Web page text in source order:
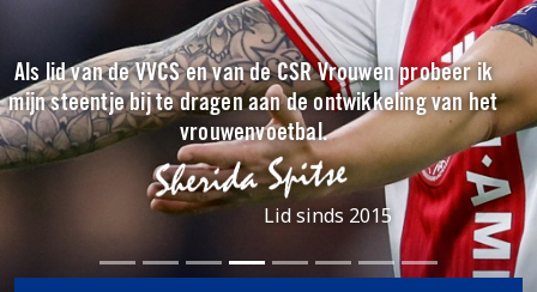
Als lid van de VVCS en van de CSR Vrouwen probeer ik
mijn steentje bij te dragen aan de ontwikkeling van het
vrouwenvoetbal.
Lid sinds 2015